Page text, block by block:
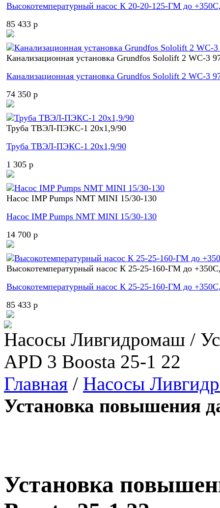
Высокотемпературный насос К 20-20-125-ГМ до
85 433 p
Канализационная установка Grundfos Sololift 2 WC-3
Канализационная установка Grundfos Sololift 2 WC-3
74 350 p
Труба ТВЭЛ-ПЭКС-1 20x1,9/90
Труба ТВЭЛ-ПЭКС-1 20x1,9/90
1 305 p
Насос IMP Pumps NMT MINI 15/30-130
Насос IMP Pumps NMT MINI 15/30-130
14 700 p
Высокотемпературный насос К 25-25-160-ГМ до
Высокотемпературный насос К 25-25-160-ГМ до
85 433 p
Насосы Ливгидромаш /
APD 3 Boosta 25-1 22
Главная / Насосы
Установка повышения
Установка